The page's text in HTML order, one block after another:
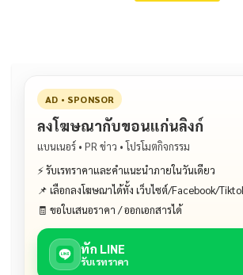
AD • SPONSOR
ลงโฆษณากับขอนแก่นลิงก์
แบนเนอร์ • PR ข่าว • โปรโมตกิจกรรม
⚡ รับเรทราคาและคำแนะนำภายในวันเดียว
📌 เลือกลงโฆษณาได้ทั้ง เว็บไซต์/Facebook/
🧾 ขอใบเสนอราคา / ออกเอกสารได้
ทัก LINE
รับเรทราคา